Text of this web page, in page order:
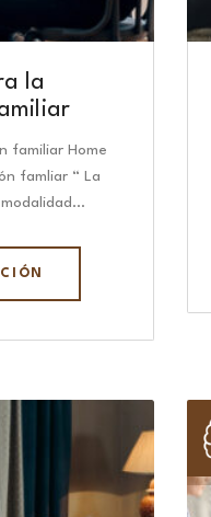
la
familiar Home
famliar “ La